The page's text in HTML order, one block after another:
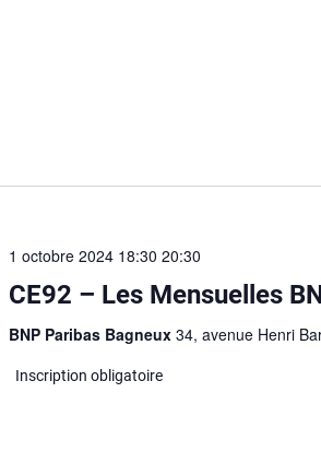
1 octobre 2024 18:30 20:30
CE92 – Les Mensuelles
BNP Paribas Bagneux 34, avenue Henri
Inscription obligatoire